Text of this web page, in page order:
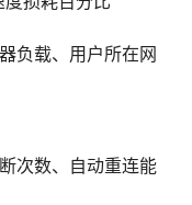
负载、用户所在网
次数、自动重连能